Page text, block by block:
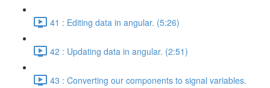
41 : Editing data in angular. (5:26)
42 : Updating data in angular. (2:51)
43 : Converting our components to signal variables.